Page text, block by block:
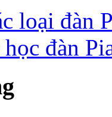
loại đàn
đàn